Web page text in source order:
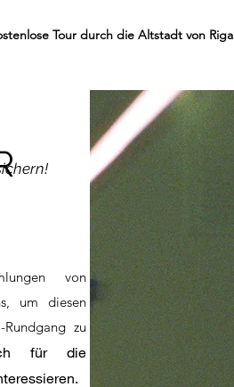
Tour durch die Altstadt von Riga
von
um diesen
zu
für die